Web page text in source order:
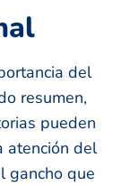
del
resumen,
pueden
atención del
gancho que